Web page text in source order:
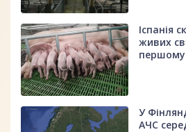
Іспанія
живих
першому
У
АЧС